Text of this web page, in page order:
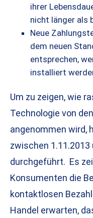
ihrer
nicht länger als
Neue
dem neuen
entsprechen,
installiert
Um zu zeigen, wie
Technologie von
angenommen wird,
zwischen
durchgeführt. Es
Konsumenten die
kontaktlosen
Handel erwarten,